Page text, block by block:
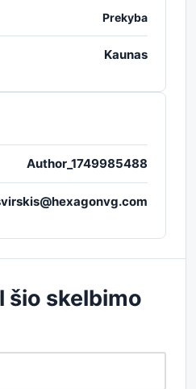
Prekyba
Kaunas
Author_1749985488
šio skelbimo